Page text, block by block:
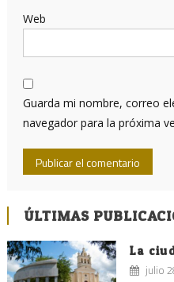
Web
Guarda mi nombre, correo
navegador para la próxima
ÚLTIMAS
La
julio